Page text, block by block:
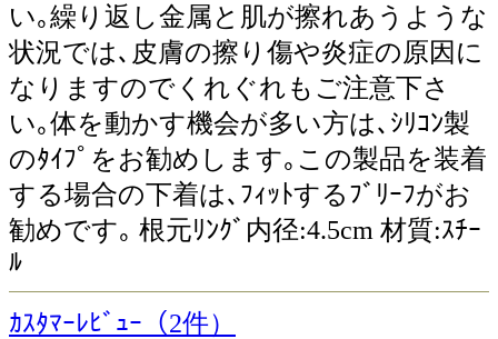
い｡繰り返し金属と肌が擦れあうような
状況では､皮膚の擦り傷や炎症の原因に
なりますのでくれぐれもご注意下さ
い｡体を動かす機会が多い方は､ｼﾘｺﾝ製
のﾀｲﾌﾟをお勧めします｡この製品を装着
する場合の下着は､ﾌｨｯﾄするﾌﾞﾘｰﾌがお
勧めです｡ 根元ﾘﾝｸﾞ内径:4.5cm 材質:ｽﾁｰ
ﾙ
ｶｽﾀﾏｰﾚﾋﾞｭｰ（2件）